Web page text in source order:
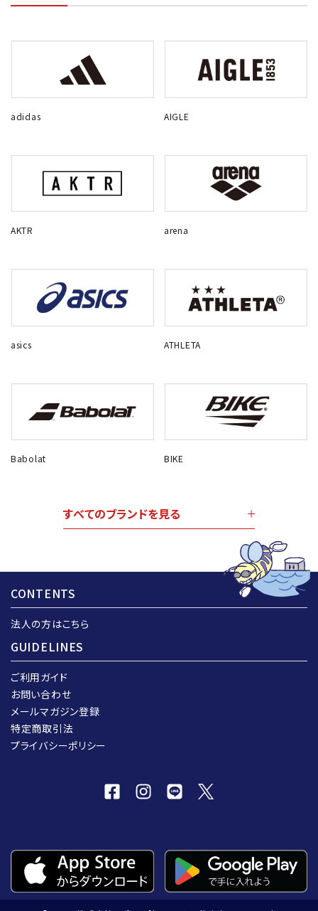
adidas AIGLE
AKTR arena
asics ATHLETA
Babolat BIKE
すべてのブランドを見る
CONTENTS
法人の方はこちら
GUIDELINES
ご利用ガイド
お問い合わせ
メールマガジン登録
特定商取引法
プライバシーポリシー